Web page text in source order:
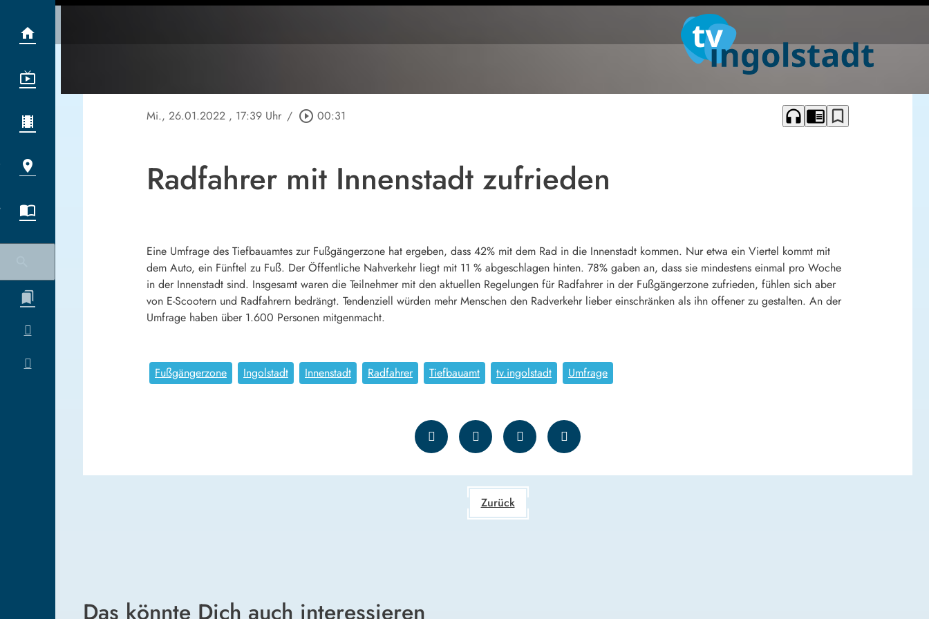
Mi., 26.01.2022 , 17:39 Uhr / play_circle_outline 00:31 headphones chrome_reader_mode bookmark_border
Radfahrer mit Innenstadt zufrieden
Eine Umfrage des Tiefbauamtes zur Fußgängerzone hat ergeben, dass 42% mit dem Rad in die Innenstadt kommen. Nur etwa ein Viertel kommt mit
dem Auto, ein Fünftel zu Fuß. Der Öffentliche Nahverkehr liegt mit 11 % abgeschlagen hinten. 78% gaben an, dass sie mindestens einmal pro Woche
in der Innenstadt sind. Insgesamt waren die Teilnehmer mit den aktuellen Regelungen für Radfahrer in der Fußgängerzone zufrieden, fühlen sich aber
von E-Scootern und Radfahrern bedrängt. Tendenziell würden mehr Menschen den Radverkehr lieber einschränken als ihn offener zu gestalten. An der
Umfrage haben über 1.600 Personen mitgenmacht.
Fußgängerzone Ingolstadt Innenstadt Radfahrer Tiefbauamt tv.ingolstadt Umfrage
Zurück
Das könnte Dich auch interessieren